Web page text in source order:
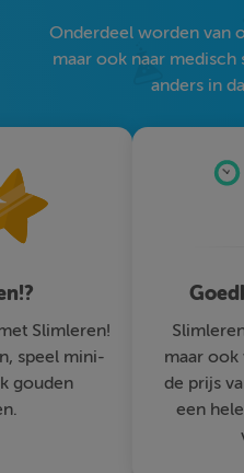
Onderdeel worden van
maar ook naar medisch
anders in
Slimleren!
speel mini-
gouden
maar ook
de prijs
een